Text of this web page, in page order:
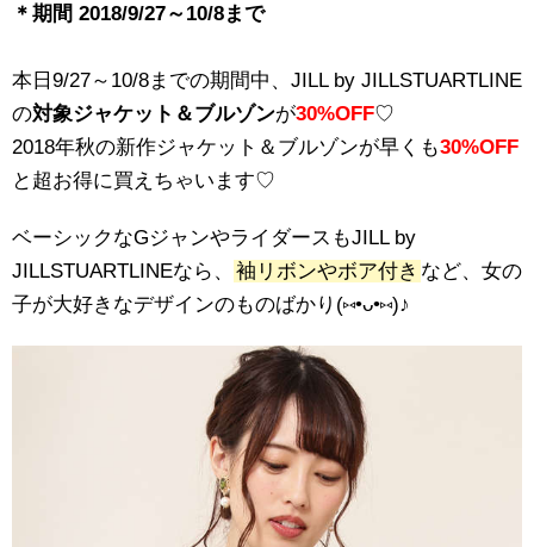
＊期間 2018/9/27～10/8まで
本日9/27～10/8までの期間中、JILL by JILLSTUARTLINE
の対象ジャケット＆ブルゾンが30%OFF♡
2018年秋の新作ジャケット＆ブルゾンが早くも30%OFF
と超お得に買えちゃいます♡
ベーシックなGジャンやライダースもJILL by
JILLSTUARTLINEなら、
袖リボンやボア付き など、女の
子が大好きなデザインのものばかり(⑅•ᴗ•⑅)♪